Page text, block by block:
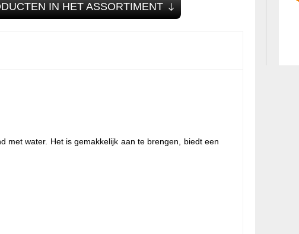
IN HET ASSORTIMENT
met water. Het is gemakkelijk aan te brengen, biedt een